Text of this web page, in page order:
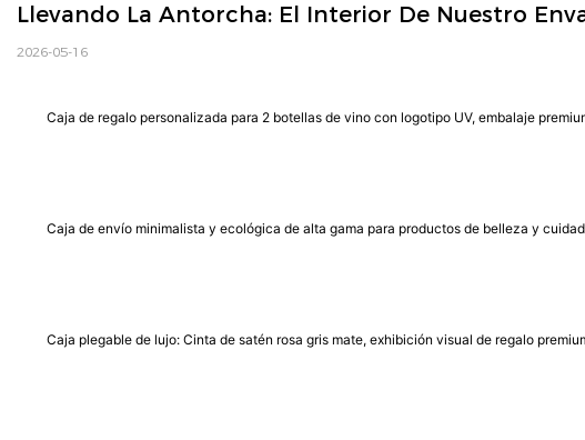
Llevando La Antorcha: El Interior De Nuestro
2026-05-16
Caja de regalo personalizada para 2 botellas de vino con logotipo UV, embalaje
Caja de envío minimalista y ecológica de alta gama para productos de belleza y
Caja plegable de lujo: Cinta de satén rosa gris mate, exhibición visual de regalo